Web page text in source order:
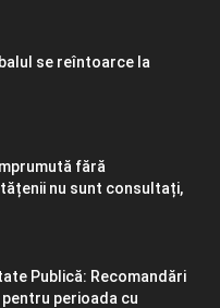
se reîntoarce la
fără
nu sunt consultați,
Publică: Recomandări
perioada cu